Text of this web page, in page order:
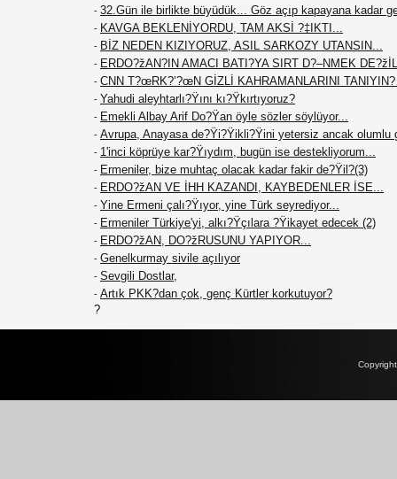
- 32.Gün ile birlikte büyüdük... Göz açıp kapayana kadar
- KAVGA BEKLENİYORDU, TAM AKSİ ?‡IKTI...
- BİZ NEDEN KIZIYORUZ, ASIL SARKOZY UTANSIN...
- ERDO?žAN?IN AMACI BATI?YA SIRT D?–NMEK
- CNN T?œRK?’?œN GİZLİ KAHRAMANLARINI
- Yahudi aleyhtarlı?Ÿını kı?Ÿkırtıyoruz?
- Emekli Albay Arif Do?Ÿan öyle sözler söylüyor...
- Avrupa, Anayasa de?Ÿi?Ÿikli?Ÿini yetersiz ancak olumlu
- 1'inci köprüye kar?Ÿıydım, bugün ise destekliyorum...
- Ermeniler, bize muhtaç olacak kadar fakir de?Ÿil?(3)
- ERDO?žAN VE İHH KAZANDI, KAYBEDENLER İSE...
- Yine Ermeni çalı?Ÿıyor, yine Türk seyrediyor...
- Ermeniler Türkiye'yi, alkı?Ÿçılara ?Ÿikayet edecek (2)
- ERDO?žAN, DO?žRUSUNU YAPIYOR...
- Genelkurmay sivile açılıyor
- Sevgili Dostlar,
- Artık PKK?dan çok, genç Kürtler korkutuyor?
?